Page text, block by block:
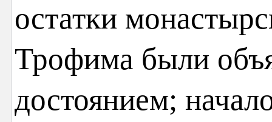
остатки
Трофима были
достоянием;